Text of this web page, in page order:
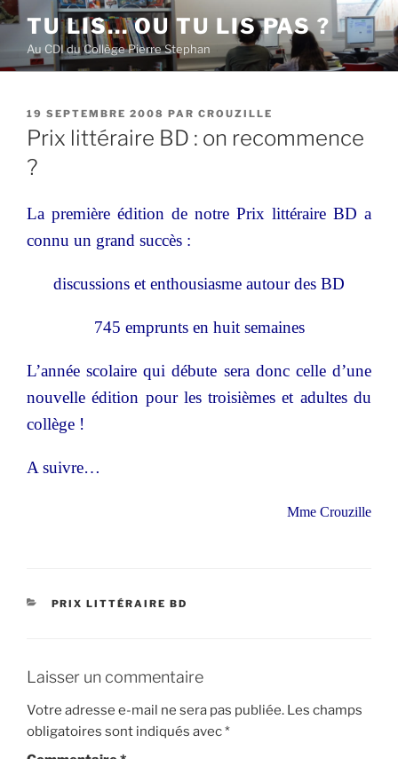
Aller
contenu
principal
TU LIS… OU TU LIS PAS ?
Au CDI du Collège Pierre Stephan
PUBLIÉ
LE
19 SEPTEMBRE 2008 PAR CROUZILLE
Prix littéraire BD : on recommence
?
La première édition de notre Prix littéraire BD a
connu un grand succès :
discussions et enthousiasme autour des BD
745 emprunts en huit semaines
L’année scolaire qui débute sera donc celle d’une
nouvelle édition pour les troisièmes et adultes du
collège !
A suivre…
Mme Crouzille
CATÉGORIES
PRIX LITTÉRAIRE BD
Laisser un commentaire
Votre adresse e-mail ne sera pas publiée. Les champs
obligatoires sont indiqués avec*